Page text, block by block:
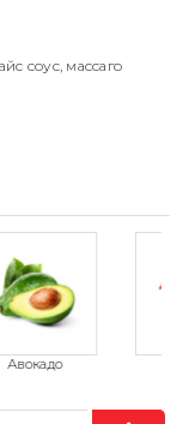
соус, массаго